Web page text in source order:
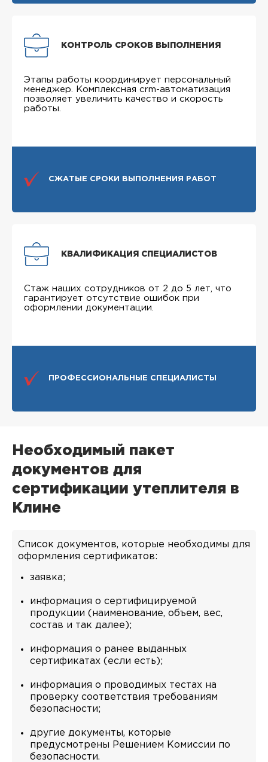
КОНТРОЛЬ СРОКОВ ВЫПОЛНЕНИЯ
Этапы работы координирует персональный
менеджер. Комплексная crm-автоматизация
позволяет увеличить качество и скорость
работы.
СЖАТЫЕ СРОКИ ВЫПОЛНЕНИЯ РАБОТ
КВАЛИФИКАЦИЯ СПЕЦИАЛИСТОВ
Стаж наших сотрудников от 2 до 5 лет, что
гарантирует отсутствие ошибок при
оформлении документации.
ПРОФЕССИОНАЛЬНЫЕ СПЕЦИАЛИСТЫ
Необходимый пакет
документов для
сертификации утеплителя в
Клине
Cписок документов, которые необходимы для
оформления сертификатов:
заявка;
информация о сертифицируемой
продукции (наименование, объем, вес,
состав и так далее);
информация о ранее выданных
сертификатах (если есть);
информация о проводимых тестах на
проверку соответствия требованиям
безопасности;
другие документы, которые
предусмотрены Решением Комиссии по
безопасности.